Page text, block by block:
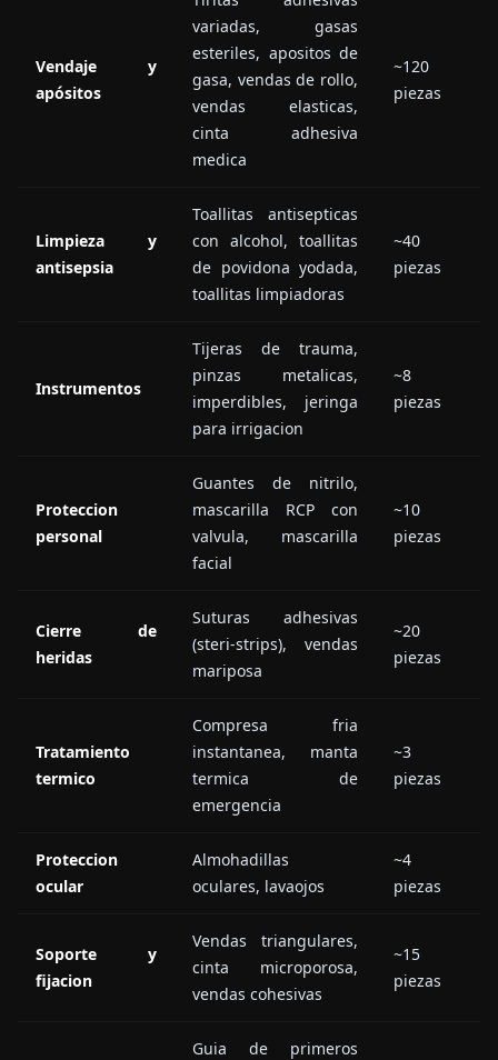
Vendaje y
apósitos
variadas, gasas
esteriles, apositos de
gasa, vendas de rollo,
vendas elasticas,
cinta adhesiva
medica
~120
piezas
Limpieza y
antisepsia
Toallitas antisepticas
con alcohol, toallitas
de povidona yodada,
toallitas limpiadoras
~40
piezas
Instrumentos
Tijeras de trauma,
pinzas metalicas,
imperdibles, jeringa
para irrigacion
~8
piezas
Proteccion
personal
Guantes de nitrilo,
mascarilla RCP con
valvula, mascarilla
facial
~10
piezas
Cierre de
heridas
Suturas adhesivas
(steri-strips), vendas
mariposa
~20
piezas
Tratamiento
termico
Compresa fria
instantanea, manta
termica de
emergencia
~3
piezas
Proteccion
ocular
Almohadillas
oculares, lavaojos
~4
piezas
Soporte y
fijacion
Vendas triangulares,
cinta microporosa,
vendas cohesivas
~15
piezas
Guia de primeros